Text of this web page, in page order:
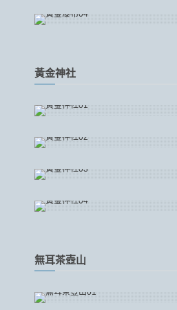
黃金神社
無耳茶壺山